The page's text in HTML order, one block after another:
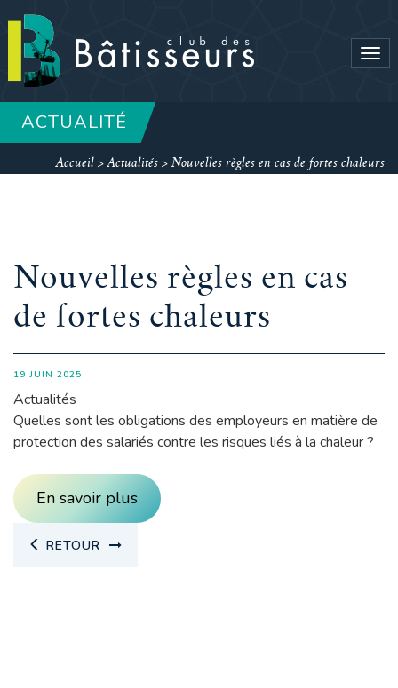
ACTUALITÉ
Accueil >Actualités >Nouvelles règles en cas de fortes chaleurs
Nouvelles règles en cas
de fortes chaleurs
19 JUIN 2025
Actualités
Quelles sont les obligations des employeurs en matière de
protection des salariés contre les risques liés à la chaleur ?
En savoir plus
RETOUR